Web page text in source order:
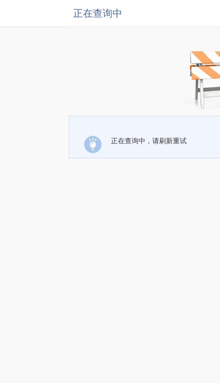
正在查询中
正在查询中，请刷新重试